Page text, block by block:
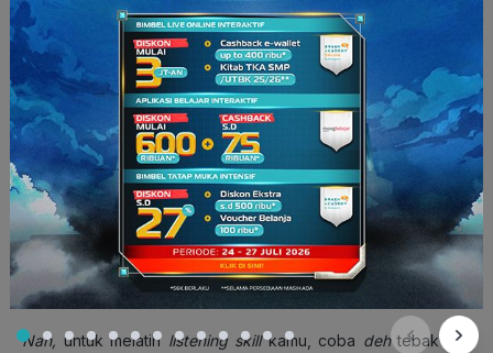
maknanya yang sedih atau karenanggak tau
Hihihi..
Lagu memiliki kekuatan pada perubahan emosi, seperti
bahagia, sedih, dan marah. Emosi tersebut bisa digambarkan
hanya dalam satu lagu. Selama mendengarkan lagu
berbahasa Inggris, kamu bisa memahami makna lagu tersebut
dengan mengetahui arti dari liriknya.
Selain itu, kamu juga bisa belajar melafalkan kata yang ada
pada lirik lagu dan mencaritau
arti dari kata yang kamu
nyanyikan.
Nah,
dengan mendengarkan lagu bahasa Inggris,
kamu bisa melatihlistening skilldanvocabularydalam bahasa
Inggris.
Nah, untuk melatih listening skillkamu, coba dehtebak lirik